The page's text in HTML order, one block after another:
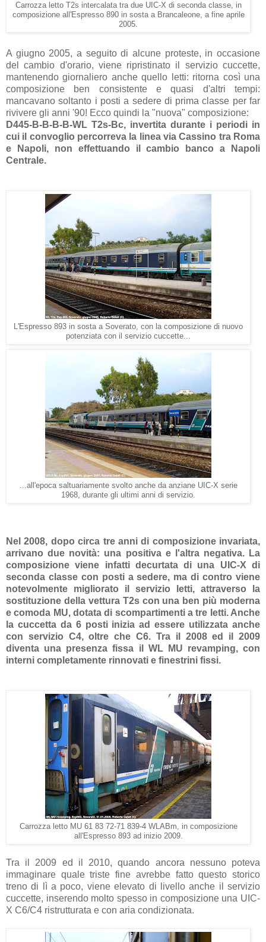
Carrozza letto T2s intercalata tra due UIC-X di seconda classe, in
composizione all'Espresso 890 in sosta a Brancaleone, a fine aprile
2005.
A giugno 2005, a seguito di alcune proteste, in occasione
del cambio d'orario, viene ripristinato il servizio cuccette,
mantenendo giornaliero anche quello letti: ritorna così una
composizione ben consistente e quasi d'altri tempi:
mancavano soltanto i posti a sedere di prima classe per far
rivivere gli anni '90! Ecco quindi la "nuova" composizione:
D445-B-B-B-B-WL T2s-Bc, invertita durante i periodi in
cui il convoglio percorreva la linea via Cassino tra Roma
e Napoli, non effettuando il cambio banco a Napoli
Centrale.
L'Espresso 893 in sosta a Soverato, con la composizione di nuovo
potenziata con il servizio cuccette...
...all'epoca saltuariamente svolto anche da anziane UIC-X serie
1968, durante gli ultimi anni di servizio.
Nel 2008, dopo circa tre anni di composizione invariata,
arrivano due novità: una positiva e l'altra negativa. La
composizione viene infatti decurtata di una UIC-X di
seconda classe con posti a sedere, ma di contro viene
notevolmente migliorato il servizio letti, attraverso la
sostituzione della vettura T2s con una ben più moderna
e comoda MU, dotata di scompartimenti a tre letti. Anche
la cuccetta da 6 posti inizia ad essere utilizzata anche
con servizio C4, oltre che C6. Tra il 2008 ed il 2009
diventa una presenza fissa il WL MU revamping, con
interni completamente rinnovati e finestrini fissi.
Carrozza letto MU 61 83 72-71 839-4 WLABm, in composizione
all'Espresso 893 ad inizio 2009.
Tra il 2009 ed il 2010, quando ancora nessuno poteva
immaginare quale triste fine avrebbe fatto questo storico
treno di lì a poco, viene elevato di livello anche il servizio
cuccette, inserendo molto spesso in composizione una UIC-
X C6/C4 ristrutturata e con aria condizionata.